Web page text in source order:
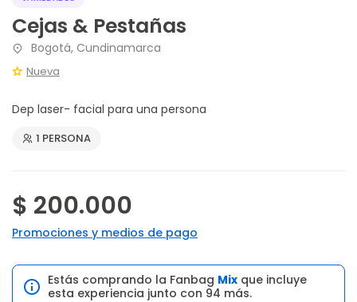
Cejas & Pestañas
Bogotá, Cundinamarca
Nueva
Dep laser- facial para una persona
1 PERSONA
$ 200.000
Promociones y medios de pago
Estás comprando la Fanbag Mix que incluye
esta experiencia junto con 94 más.